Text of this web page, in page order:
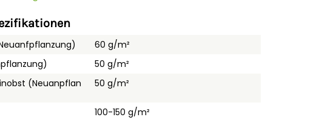
Düngen das Tragen von Arbeits-/Gartenhandschuhen.
sowie Obst und Gemüse sind bis zu 5 Monate
versorgt.
Saison
% Schafwolle
natürliche Wirkstoffe
60 g/m²
50 g/m²
(Neuanpflan
50 g/m²
100-150 g/m²